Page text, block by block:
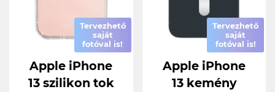
Tervezhető
saját
fotóval is!
Apple iPhone
13 szilikon tok
Tervezhető
saját
fotóval is!
Apple iPhone
13 kemény